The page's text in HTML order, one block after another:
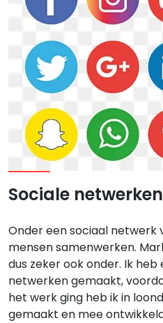
Sociale netwerken
Onder een sociaal netwerk
mensen samenwerken.
dus zeker ook onder. Ik
netwerken gemaakt,
het werk ging heb ik in
gemaakt en mee